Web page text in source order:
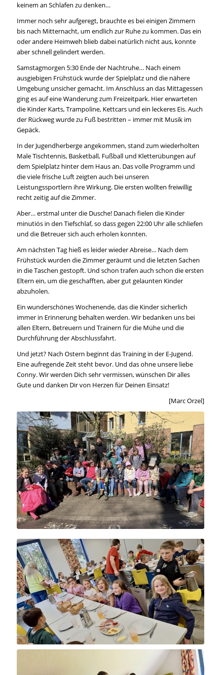
keinem an Schlafen zu denken…
Immer noch sehr aufgeregt, brauchte es bei einigen Zimmern
bis nach Mitternacht, um endlich zur Ruhe zu kommen. Das ein
oder andere Heimweh blieb dabei natürlich nicht aus, konnte
aber schnell gelindert werden.
Samstagmorgen 5:30 Ende der Nachtruhe… Nach einem
ausgiebigen Frühstück wurde der Spielplatz und die nähere
Umgebung unsicher gemacht. Im Anschluss an das Mittagessen
ging es auf eine Wanderung zum Freizeitpark. Hier erwarteten
die Kinder Karts, Trampoline, Kettcars und ein leckeres Eis. Auch
der Rückweg wurde zu Fuß bestritten – immer mit Musik im
Gepäck.
In der Jugendherberge angekommen, stand zum wiederholten
Male Tischtennis, Basketball, Fußball und Kletterübungen auf
dem Spielplatz hinter dem Haus an. Das volle Programm und
die viele frische Luft zeigten auch bei unseren
Leistungssportlern ihre Wirkung. Die ersten wollten freiwillig
recht zeitig auf die Zimmer.
Aber… erstmal unter die Dusche! Danach ﬁelen die Kinder
minutiös in den Tiefschlaf, so dass gegen 22:00 Uhr alle schliefen
und die Betreuer sich auch erholen konnten.
Am nächsten Tag hieß es leider wieder Abreise… Nach dem
Frühstück wurden die Zimmer geräumt und die letzten Sachen
in die Taschen gestopft. Und schon trafen auch schon die ersten
Eltern ein, um die geschafften, aber gut gelaunten Kinder
abzuholen.
Ein wunderschönes Wochenende, das die Kinder sicherlich
immer in Erinnerung behalten werden. Wir bedanken uns bei
allen Eltern, Betreuern und Trainern für die Mühe und die
Durchführung der Abschlussfahrt.
Und jetzt? Nach Ostern beginnt das Training in der E-Jugend.
Eine aufregende Zeit steht bevor. Und das ohne unsere liebe
Conny. Wir werden Dich sehr vermissen, wünschen Dir alles
Gute und danken Dir von Herzen für Deinen Einsatz!
[Marc Orzel]